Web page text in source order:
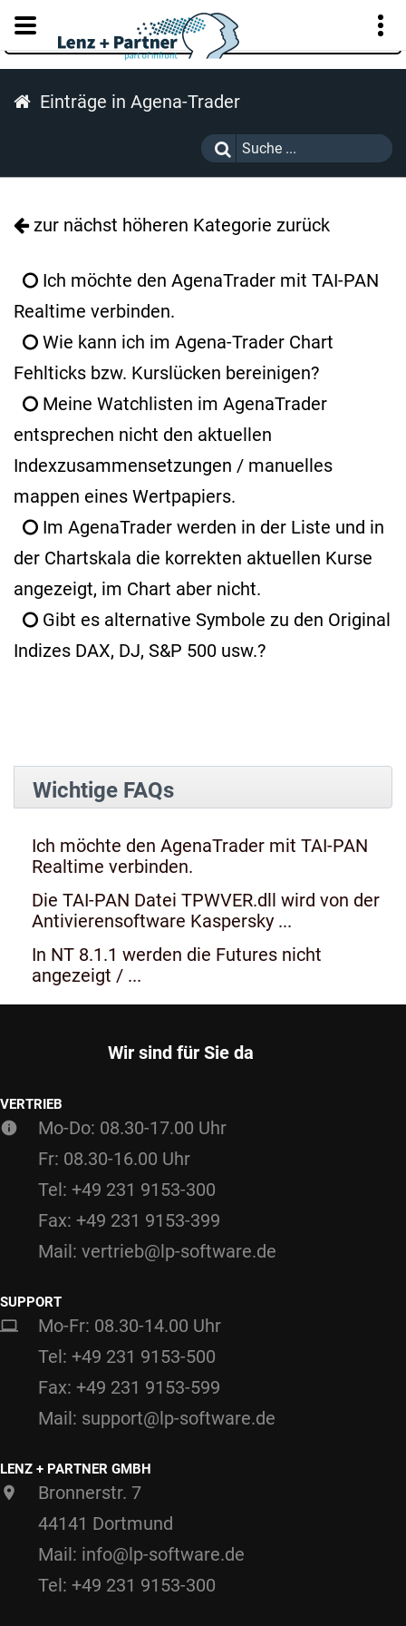
KUNDENPORTAL
Einträge in Agena-Trader
zur nächst höheren Kategorie zurück
Ich möchte den AgenaTrader mit TAI-PAN
Realtime verbinden.
Wie kann ich im Agena-Trader Chart
Fehlticks bzw. Kurslücken bereinigen?
Meine Watchlisten im AgenaTrader
entsprechen nicht den aktuellen
Indexzusammensetzungen / manuelles
mappen eines Wertpapiers.
Im AgenaTrader werden in der Liste und in
der Chartskala die korrekten aktuellen Kurse
angezeigt, im Chart aber nicht.
Gibt es alternative Symbole zu den Original
Indizes DAX, DJ, S&P 500 usw.?
Wichtige FAQs
Ich möchte den AgenaTrader mit TAI-PAN
Realtime verbinden.
Die TAI-PAN Datei TPWVER.dll wird von der
Antivierensoftware Kaspersky ...
In NT 8.1.1 werden die Futures nicht
angezeigt / ...
Wir sind für Sie da
VERTRIEB
Mo-Do: 08.30-17.00 Uhr
Fr: 08.30-16.00 Uhr
Tel: +49 231 9153-300
Fax: +49 231 9153-399
Mail: vertrieb@lp-software.de
SUPPORT
Mo-Fr: 08.30-14.00 Uhr
Tel: +49 231 9153-500
Fax: +49 231 9153-599
Mail: support@lp-software.de
LENZ + PARTNER GMBH
Bronnerstr. 7
44141 Dortmund
Mail: info@lp-software.de
Tel: +49 231 9153-300